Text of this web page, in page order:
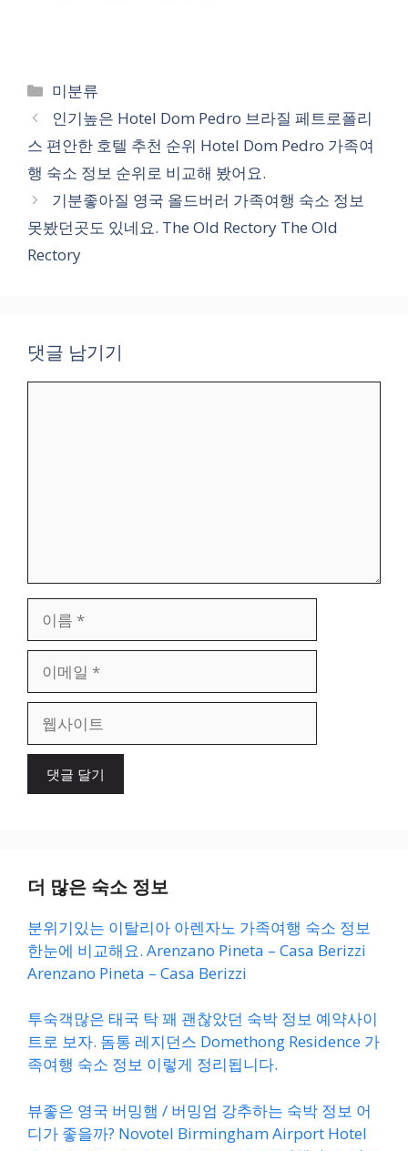
카
테
고
리
미분류
인기높은 Hotel Dom Pedro 브라질 페트로폴리
스 편안한 호텔 추천 순위 Hotel Dom Pedro 가족여
행 숙소 정보 순위로 비교해 봤어요.
기분좋아질 영국 올드버러 가족여행 숙소 정보
못봤던곳도 있네요. The Old Rectory The Old
Rectory
댓글 남기기
일
이
더 많은 숙소 정보
분위기있는 이탈리아 아렌자노 가족여행 숙소 정보
한눈에 비교해요. Arenzano Pineta – Casa Berizzi
Arenzano Pineta – Casa Berizzi
투숙객많은 태국 탁 꽤 괜찮았던 숙박 정보 예약사이
트로 보자. 돔통 레지던스 Domethong Residence 가
족여행 숙소 정보 이렇게 정리됩니다.
뷰좋은 영국 버밍햄 / 버밍엄 강추하는 숙박 정보 어
디가 좋을까? Novotel Birmingham Airport Hotel